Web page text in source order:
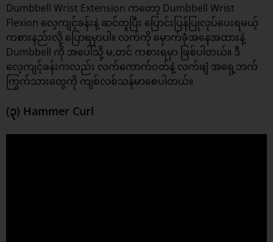
Dumbbell Wrist Extension ကတော့ Dumbbell Wrist
Flexion လေ့ကျင့်ခန်းနဲ့ ဆင်တူပြီး ပြောင်းပြန်ပြုလုပ်ပေးရမယ့်
ကစားနည်းလို့ ပြောရမှာပါ။ လက်ကို မှောက်ခုံအနေအထားနဲ့
Dumbbell ကို အပေါ်သို့ မ,တင် ကစားရမှာ ဖြစ်ပါတယ်။ ဒီ
လေ့ကျင့်ခန်းကလည်း လက်ကောက်ဝတ်နဲ့ လက်ဖျံ အရှေ့ဘက်
ကြွက်သားတွေကို ကျစ်လစ်သန်မာစေပါတယ်။
(၃) Hammer Curl